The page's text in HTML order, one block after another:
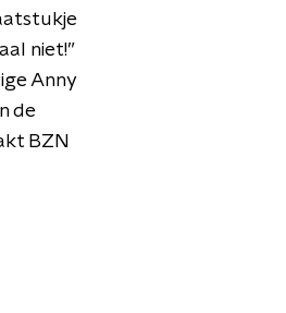
niet!”
Anny
de
BZN